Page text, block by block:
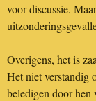
voor discussie.
Overigens, het is
Het niet verstandig
beledigen door hen